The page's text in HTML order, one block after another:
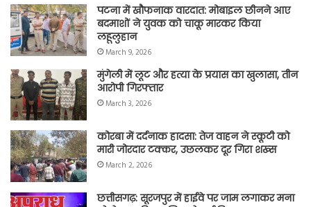
पटना में खौफनाक वारदात: मोबाइल छीनने आए
बदमाशों ने युवक को चाकू मारकर किया
लहूलुहान
March 9, 2026
मुंगेली में लूट और हत्या के प्रयास का खुलासा, तीन
आरोपी गिरफ्तार
March 3, 2026
कोरबा में दर्दनाक हादसा: तेज वाहन ने स्कूटी को
मारी जोरदार टक्कर, उछलकर दूर गिरा शख्स
March 2, 2026
छत्तीसगढ़: सूरजपुर में हाईवे पर जाम लगाकर मना